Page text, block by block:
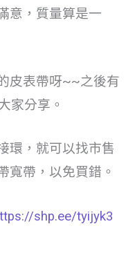
意，質量算是一
皮表帶呀~~之後有
家分享。
環，就可以找市售
寬帶，以免買錯。
shp.ee/tyijyk3